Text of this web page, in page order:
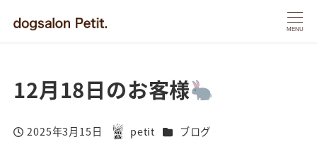
MENU
12月18日のお客様
投稿日
2025年3月15日
著
petit カテゴリー
ブログ